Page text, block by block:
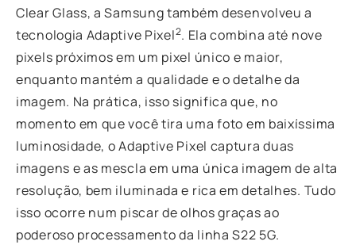
Clear Glass, a Samsung também desenvolveu a
tecnologia Adaptive Pixel2. Ela combina até nove
pixels próximos em um pixel único e maior,
enquanto mantém a qualidade e o detalhe da
imagem. Na prática, isso significa que, no
momento em que você tira uma foto em baixíssima
luminosidade, o Adaptive Pixel captura duas
imagens e as mescla em uma única imagem de alta
resolução, bem iluminada e rica em detalhes. Tudo
isso ocorre num piscar de olhos graças ao
poderoso processamento da linha S22 5G.